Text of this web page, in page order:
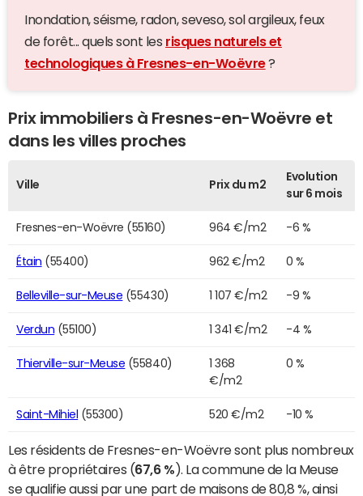
Inondation, séisme, radon, seveso, sol argileux, feux
de forêt... quels sont les risques naturels et
technologiques à Fresnes-en-Woëvre?
Prix immobiliers à Fresnes-en-Woëvre et
dans les villes proches
Ville Prix du m2
Evolution
sur 6 mois
Fresnes-en-Woëvre (55160) 964 €/m2 -6 %
Étain (55400) 962 €/m2 0 %
Belleville-sur-Meuse (55430) 1 107 €/m2 -9 %
Verdun (55100) 1 341 €/m2 -4 %
Thierville-sur-Meuse (55840)
1 368
€/m2
0 %
Saint-Mihiel (55300) 520 €/m2 -10 %
Les résidents de Fresnes-en-Woëvre sont plus nombreux
à être propriétaires (67,6 %). La commune de la Meuse
se qualifie aussi par une part de maisons de 80,8 %, ainsi